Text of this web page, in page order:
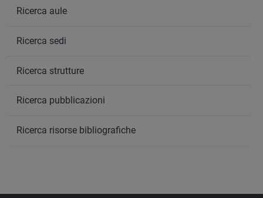
Ricerca aule
Ricerca sedi
Ricerca strutture
Ricerca pubblicazioni
Ricerca risorse bibliografiche